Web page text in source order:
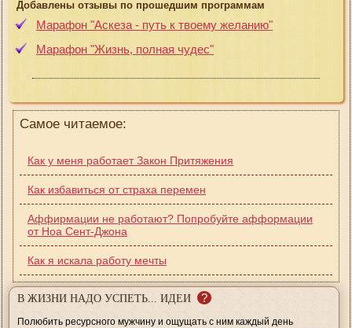
Добавлены отзывы по прошедшим программам
Марафон "Аскеза - путь к твоему желанию"
Марафон "Жизнь, полная чудес"
Самое читаемое:
Как у меня работает Закон Притяжения
Как избавиться от страха перемен
Аффирмации не работают? Попробуйте афформации
от Ноа Сент-Джона
Как я искала работу мечты
В ЖИЗНИ НАДО УСПЕТЬ... ИДЕИ ?
Полюбить ресурсного мужчину и ощущать с ним каждый день